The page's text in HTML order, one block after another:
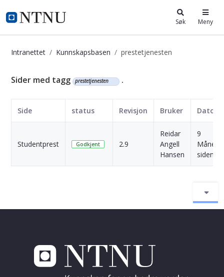
i.ntnu.no Søk Meny
Intranettet Kunnskapsbasen prestetjenesten
Kunnskapsbasen
Sider med tagg prestetjenesten .
Side status Revisjon Bruker Dato
Studentprest Godkjent 2.9
Reidar
Angell
Hansen
9
siden